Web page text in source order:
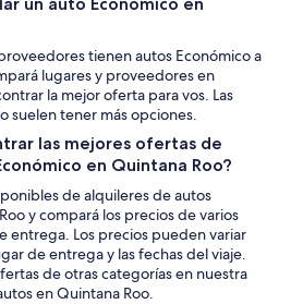
tienen autos Económico a
lugares y proveedores en
la mejor oferta para vos. Las
suelen tener más opciones.
las mejores ofertas de
en Quintana Roo?
de alquileres de autos
y compará los precios de varios
entrega. Los precios pueden variar
de entrega y las fechas del viaje.
de otras categorías en nuestra
en Quintana Roo.